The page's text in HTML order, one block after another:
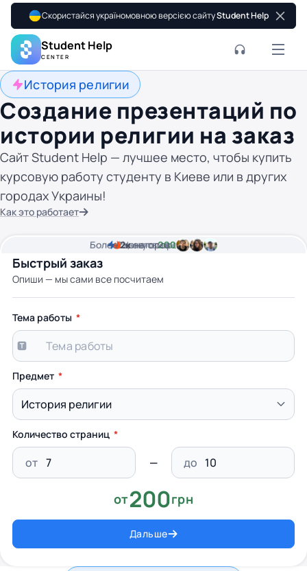
Скористайся україномовною версією сайтуStudent Help
Student Help
CENTER
История религии
Создание презентаций по
истории религии на заказ
Сайт Student Help — лучшее место, чтобы купить
курсовую работу студенту в Киеве или в других
городах Украины!
Как это работает
Быстрый заказ
Опиши — мы сами все посчитаем
2минуты времени
Цена от200 грн
Более2кавторов
Тема работы
Предмет
Количество страниц
от до
от200грн
Дальше